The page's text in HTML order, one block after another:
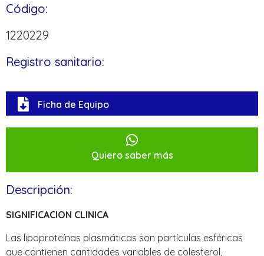
Código:
1220229
Registro sanitario:
Ficha de Equipo
Quiero saber más
Descripción:
SIGNIFICACION CLINICA
Las lipoproteínas plasmáticas son partículas esféricas
que contienen cantidades variables de colesterol,